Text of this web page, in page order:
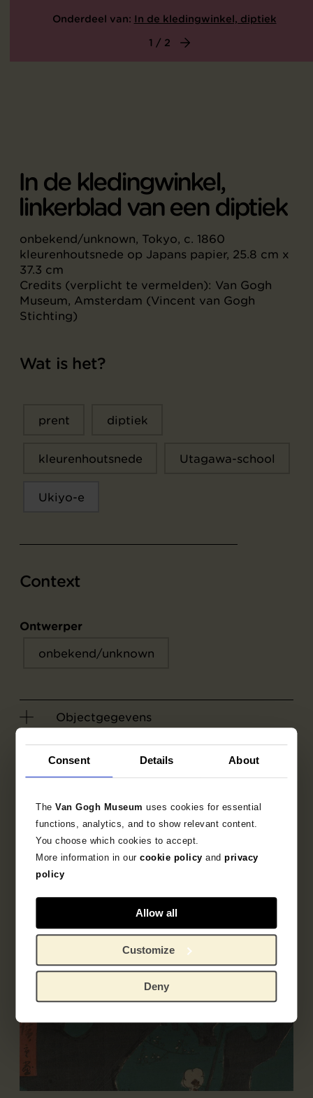
Consent Details About
TheVan Gogh Museumuses cookies for essential
functions, analytics, and to show relevant content.
You choose which cookies to accept.
More information in ourcookie policy andprivacy
policy
Allow all
Customize
Deny
Onderdeel van: In de kledingwinkel, diptiek
1 / 2
In de kledingwinkel,
linkerblad van een diptiek
onbekend/unknown, Tokyo, c. 1860
kleurenhoutsnede op Japans papier, 25.8 cm x
37.3 cm
Credits (verplicht te vermelden): Van Gogh
Museum, Amsterdam (Vincent van Gogh
Stichting)
Wat is het?
prent diptiek
kleurenhoutsnede Utagawa-school
Ukiyo-e
Context
Ontwerper
onbekend/unknown
Objectgegevens